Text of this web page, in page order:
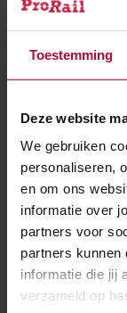
Toestemming
Deze website
We gebruiken
personaliseren,
en om ons
informatie over
partners voor
partners kunnen
informatie die jij
verzameld op
Kapotte
en Schiphol
3 augustus 2026